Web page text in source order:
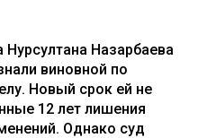
Назарбаева
виновной по
Новый срок ей не
12 лет лишения
Однако суд